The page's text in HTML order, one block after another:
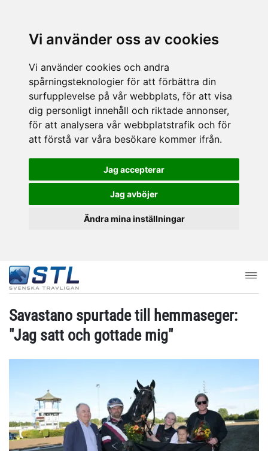
Vi använder oss av cookies
Vi använder cookies och andra
spårningsteknologier för att förbättra din
surfupplevelse på vår webbplats, för att visa
dig personligt innehåll och riktade annonser,
för att analysera vår webbplatstrafik och för
att förstå var våra besökare kommer ifrån.
Jag accepterar
Jag avböjer
Ändra mina inställningar
Savastano spurtade till hemmaseger:
"Jag satt och gottade mig"